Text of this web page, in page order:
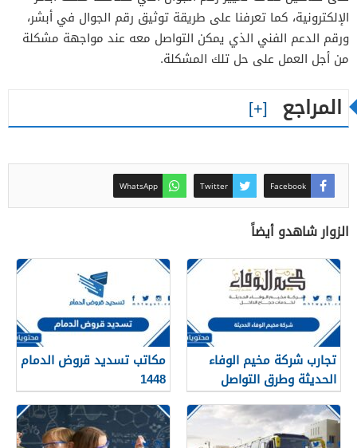
الإلكترونية، كما تعرفنا على طريقة توثيق رقم الجوال في أبشر،
ورقم الدعم الفني الذي يمكن التواصل معه عند مواجهة مشكلة
من أجل العمل على حل تلك المشكلة.
المراجع
Facebook
Twitter
WhatsApp
الزوار شاهدو أيضاً
تجارب شركة مخيم الوفاء
الحديثة وطرق التواصل
معهم 1448
مكاتب تسديد قروض الدمام
1448